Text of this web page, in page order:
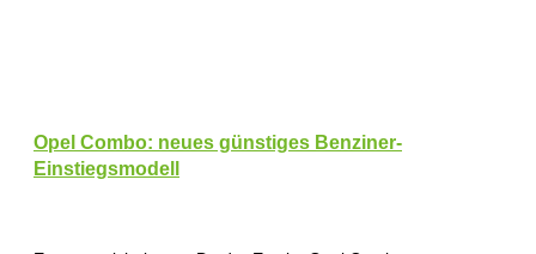
Opel Combo: neues günstiges Benziner-
Einstiegsmodell